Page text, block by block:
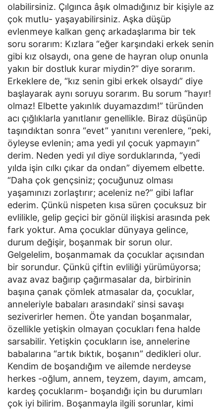
olabilirsiniz. Çılgınca âşık olmadığınız bir kişiyle az
çok mutlu- yaşayabilirsiniz. Aşka düşüp
evlenmeye kalkan genç arkadaşlarıma bir tek
soru sorarım: Kızlara “eğer karşındaki erkek senin
gibi kız olsaydı, ona gene de hayran olup onunla
yakın bir dostluk kurar miydin?” diye sorarım.
Erkeklere de, “kız senin gibi erkek olsaydı” diye
başlayarak aynı soruyu sorarım. Bu sorum “hayır!
olmaz! Elbette yakınlık duyamazdım!” türünden
acı çığlıklarla yanıtlanır genellikle. Biraz düşünüp
taşındıktan sonra “evet” yanıtını verenlere, “peki,
öyleyse evlenin; ama yedi yıl çocuk yapmayın”
derim. Neden yedi yıl diye sorduklarında, “yedi
yılda işin cılkı çıkar da ondan” diyemem elbette.
“Daha çok gençsiniz; çocuğunuz olması
yaşamınızı zorlaştırır; aceleniz ne?” gibi laflar
ederim. Çünkü nispeten kısa süren çocuksuz bir
evlilikle, gelip geçici bir gönül ilişkisi arasında pek
fark yoktur. Ama çocuklar dünyaya gelince,
durum değişir, boşanmak bir sorun olur.
Gelgelelim, boşanmamak da çocuklar açısından
bir sorundur. Çünkü çiftin evliliği yürümüyorsa;
avaz avaz bağırıp çağırmasalar da, birbirinin
başına çanak çömlek atmasalar da, çocuklar,
anneleriyle babaları arasındaki’ sinsi savaşı
seziverirler hemen. Öte yandan boşanmalar,
özellikle yetişkin olmayan çocukları fena halde
sarsabilir. Yetişkin çocukların ise, annelerine
babalarına “artık bıktık, boşanın” dedikleri olur.
Kendim de boşandığım ve ailemde nerdeyse
herkes -oğlum, annem, teyzem, dayım, amcam,
kardeş çocuklarım- boşandığı için bu durumları
çok iyi bilirim. Boşanmayla ilgili sorunlar, kimi